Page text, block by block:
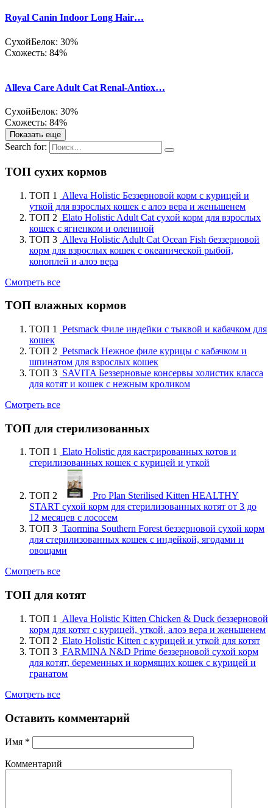
Royal Canin Indoor Long Hair…
СухойБелок: 30%
Схожесть: 84%
Alleva Care Adult Cat Renal-Antiox…
СухойБелок: 30%
Схожесть: 84%
Показать еще
Search for:
ТОП сухих кормов
ТОП 1
Alleva Holistic Беззерновой корм с курицей и
уткой для взрослых кошек с алоэ вера и женьшенем
ТОП 2 Elato Holistic Adult Cat сухой корм для взрослых
кошек с ягненком и олениной
ТОП 3 Alleva Holistic Adult Cat Ocean Fish беззерновой
корм для взрослых кошек с океанической рыбой,
коноплей и алоэ вера
Смотреть все
ТОП влажных кормов
ТОП 1
Petsmack Филе индейки с тыквой и кабачком для
кошек
ТОП 2 Petsmack Нежное филе курицы с кабачком и
шпинатом для взрослых кошек
ТОП 3 SAVITA Беззерновые консервы холистик класса
для котят и кошек с нежным кроликом
Смотреть все
ТОП для стерилизованных
ТОП 1 Elato Holistic для кастрированных котов и
стерилизованных кошек с курицей и уткой
ТОП 2
Pro Plan Sterilised Kitten HEALTHY
START сухой корм для стерилизованных котят от 3 до
12 месяцев с лососем
ТОП 3 Taormina Southern Forest беззерновой сухой корм
для стерилизованных кошек с индейкой, ягодами и
овощами
Смотреть все
ТОП для котят
ТОП 1
Alleva Holistic Kitten Chicken & Duck беззерновой
корм для котят с курицей, уткой, алоэ вера и женьшенем
ТОП 2 Elato Holistic Kitten с курицей и уткой для котят
ТОП 3 FARMINA N&D Prime беззерновой сухой корм
для котят, беременных и кормящих кошек с курицей и
гранатом
Смотреть все
Оставить комментарий
Имя *
Комментарий